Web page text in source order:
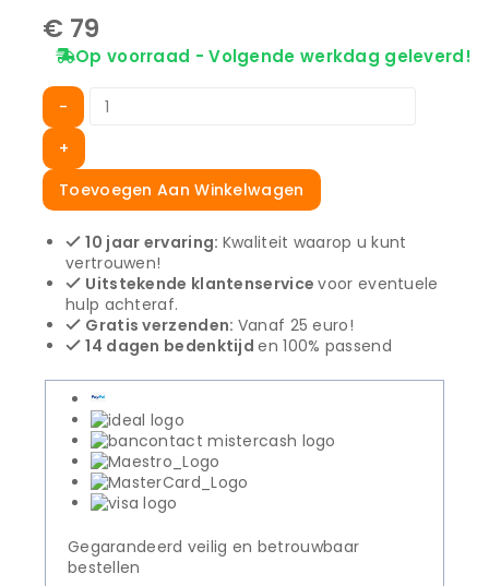
€ 79
Op voorraad - Volgende werkdag geleverd!
Toevoegen Aan Winkelwagen
10 jaar ervaring: Kwaliteit waarop u kunt
vertrouwen!
Uitstekende klantenservicevoor eventuele
hulp achteraf.
Gratis verzenden: Vanaf 25 euro!
14 dagen bedenktijden 100% passend
Gegarandeerd veilig en betrouwbaar
bestellen